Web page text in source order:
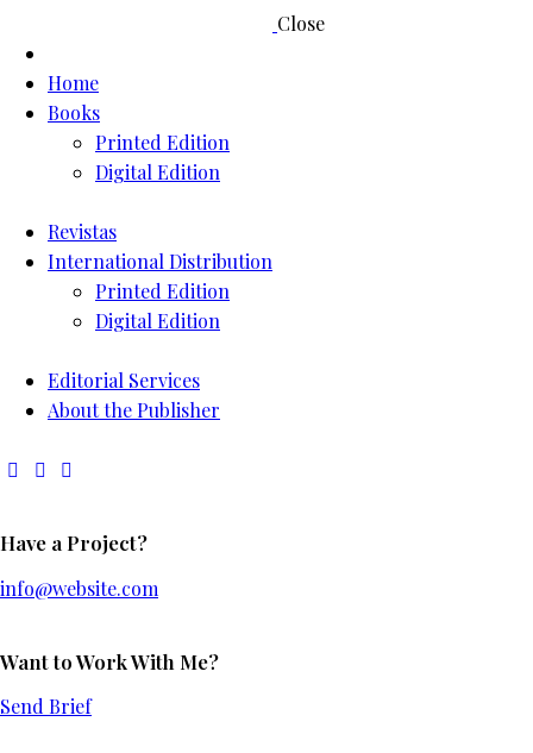
Close
Home
Books
Printed Edition
Digital Edition
Revistas
International Distribution
Printed Edition
Digital Edition
Editorial Services
About the Publisher
Have a Project?
info@website.com
Want to Work With Me?
Send Brief